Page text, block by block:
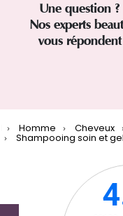
Une question ?
Nos experts
vous répondent
Homme Cheveux
Shampooing soin et